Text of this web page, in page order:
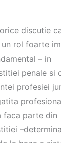
discutie
rol foarte
– in
penale si
profesiei
faca parte din
–determina